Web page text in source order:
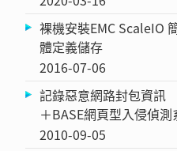
裸機安裝EMC ScaleIO
體定義儲存
2016-07-06
記錄惡意網路封包資
＋BASE網頁型入侵偵測
2010-09-05